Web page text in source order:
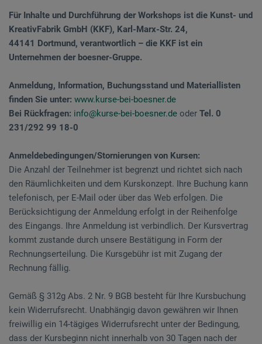
Für Inhalte und Durchführung der Workshops ist die Kunst- und
KreativFabrik GmbH (KKF), Karl-Marx-Str. 24,
44141 Dortmund, verantwortlich – die KKF ist ein
Unternehmen der boesner-Gruppe.
Anmeldung, Information, Buchungsstand und Materiallisten
finden Sie unter: www.kurse-bei-boesner.de
Bei Rückfragen: info@kurse-bei-boesner.de oder Tel. 0
231/292 99 18-0
Anmeldebedingungen/Stornierungen von Kursen:
Die Anzahl der Teilnehmer ist begrenzt und richtet sich nach
den Räumlichkeiten und dem Kurskonzept. Ihre Buchung kann
telefonisch, per E-Mail oder über das Web erfolgen. Die
Berücksichtigung der Anmeldung erfolgt in der Reihenfolge
des Eingangs. Ihre Anmeldung ist verbindlich. Der Kursvertrag
kommt zustande durch unsere Bestätigung in Form der
Rechnungserteilung. Die Kursgebühr ist mit Zugang der
Rechnung fällig.
Gemäß § 312g Abs. 2 Nr. 9 BGB besteht für Ihre Kursbuchung
kein Widerrufsrecht. Unabhängig davon gewähren wir Ihnen
freiwillig ein 14-tägiges Widerrufsrecht unter der Bedingung,
dass der Kursbeginn nicht innerhalb von 30 Tagen nach der